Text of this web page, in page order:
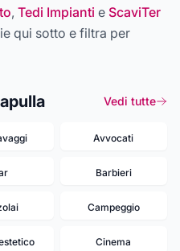
, Tedi Impianti e ScaviTer
qui sotto e filtra per
Vedi tutte
Avvocati
Barbieri
Campeggio
Cinema